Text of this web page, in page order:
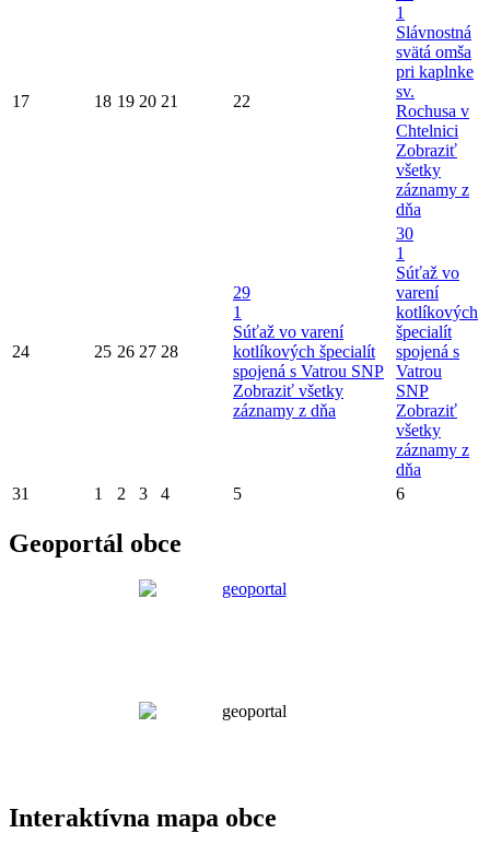
17 18 19 20 21 22
1
Slávnostná
svätá omša
pri kaplnke
sv.
Rochusa v
Chtelnici
Zobraziť
všetky
záznamy z
dňa
24 25 26 27 28
29
1
Súťaž vo varení
kotlíkových špecialít
spojená s Vatrou SNP
Zobraziť všetky
záznamy z dňa
30
1
Súťaž vo
varení
kotlíkových
špecialít
spojená s
Vatrou
SNP
Zobraziť
všetky
záznamy z
dňa
31
1 2 3 4 5 6
Geoportál obce
Interaktívna mapa obce